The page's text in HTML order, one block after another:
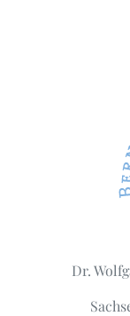
Dr.